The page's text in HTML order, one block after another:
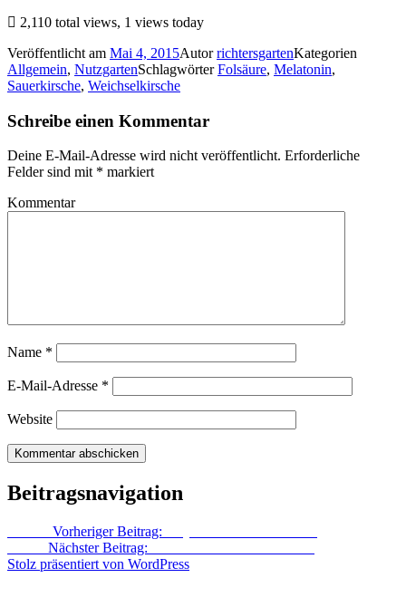
2,110 total views, 1 views today
Veröffentlicht am Mai 4, 2015AutorrichtersgartenKategorien
Allgemein, NutzgartenSchlagwörterFolsäure, Melatonin,
Sauerkirsche, Weichselkirsche
Schreibe einen Kommentar
Deine E-Mail-Adresse wird nicht veröffentlicht. Erforderliche
Felder sind mit * markiert
Kommentar
Name *
E-Mail-Adresse *
Website
Beitragsnavigation
Vorheriger Beitrag:
Nächster Beitrag:
Stolz präsentiert von WordPress